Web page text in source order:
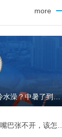
more
热红温了！喝藿香正气水？冲冷水澡？中暑了到底该咋办？
不开，该怎么办？